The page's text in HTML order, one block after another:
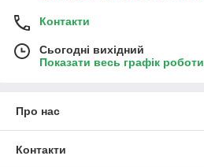
Контакти
Сьогодні вихідний
Показати весь графік роботи
Про нас
Контакти